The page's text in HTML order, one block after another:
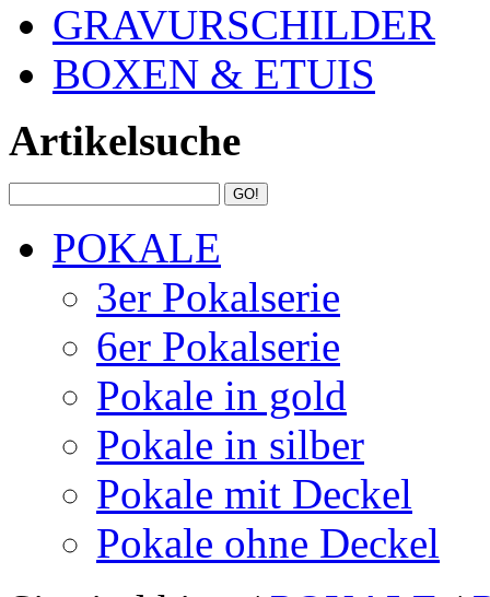
GRAVURSCHILDER
BOXEN & ETUIS
Artikelsuche
POKALE
3er Pokalserie
6er Pokalserie
Pokale in gold
Pokale in silber
Pokale mit Deckel
Pokale ohne Deckel